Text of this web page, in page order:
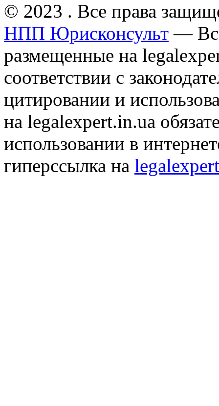
© 2023 . Все права
НПП Юрисконсульт —
размещенные на
соответствии с
цитировании и
на legalexpert.in.ua
использовании в
гиперссылка на